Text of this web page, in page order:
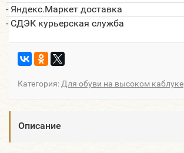
- Яндекс.Маркет доставка
- СДЭК курьерская служба
Категория: Для обуви на высоком каблуке
Описание